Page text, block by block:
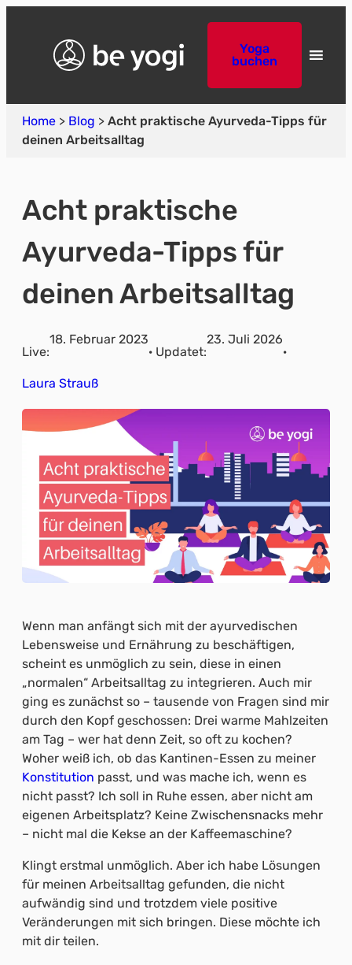
Yoga
buchen
Home > Blog > Acht praktische Ayurveda-Tipps für
deinen Arbeitsalltag
Acht praktische
Ayurveda-Tipps für
deinen Arbeitsalltag
Live:
18. Februar 2023
· Updatet:
23. Juli 2026
·
Laura Strauß
Wenn man anfängt sich mit der ayurvedischen
Lebensweise und Ernährung zu beschäftigen,
scheint es unmöglich zu sein, diese in einen
„normalen“ Arbeitsalltag zu integrieren. Auch mir
ging es zunächst so – tausende von Fragen sind mir
durch den Kopf geschossen: Drei warme Mahlzeiten
am Tag – wer hat denn Zeit, so oft zu kochen?
Woher weiß ich, ob das Kantinen-Essen zu meiner
Konstitution passt, und was mache ich, wenn es
nicht passt? Ich soll in Ruhe essen, aber nicht am
eigenen Arbeitsplatz? Keine Zwischensnacks mehr
– nicht mal die Kekse an der Kaffeemaschine?
Klingt erstmal unmöglich. Aber ich habe Lösungen
für meinen Arbeitsalltag gefunden, die nicht
aufwändig sind und trotzdem viele positive
Veränderungen mit sich bringen. Diese möchte ich
mit dir teilen.